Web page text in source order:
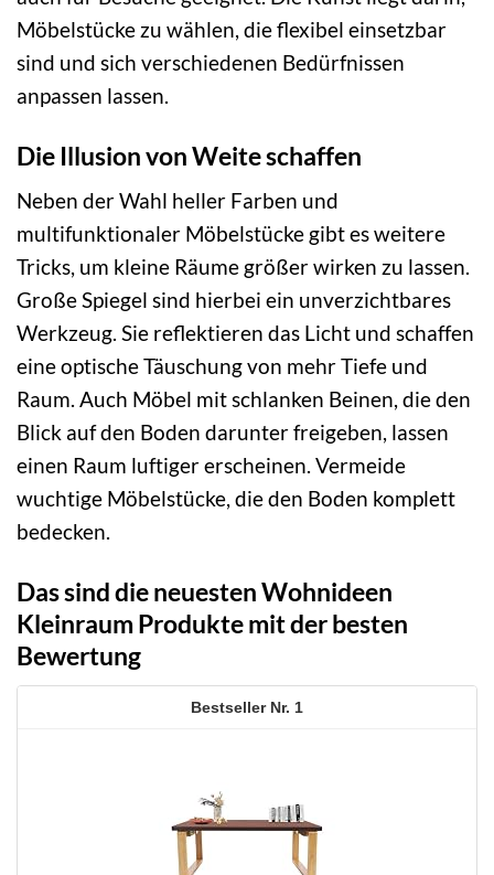
Möbelstücke zu wählen, die flexibel einsetzbar
sind und sich verschiedenen Bedürfnissen
anpassen lassen.
Die Illusion von Weite schaffen
Neben der Wahl heller Farben und
multifunktionaler Möbelstücke gibt es weitere
Tricks, um kleine Räume größer wirken zu lassen.
Große Spiegel sind hierbei ein unverzichtbares
Werkzeug. Sie reflektieren das Licht und schaffen
eine optische Täuschung von mehr Tiefe und
Raum. Auch Möbel mit schlanken Beinen, die den
Blick auf den Boden darunter freigeben, lassen
einen Raum luftiger erscheinen. Vermeide
wuchtige Möbelstücke, die den Boden komplett
bedecken.
Das sind die neuesten Wohnideen
Kleinraum Produkte mit der besten
Bewertung
1